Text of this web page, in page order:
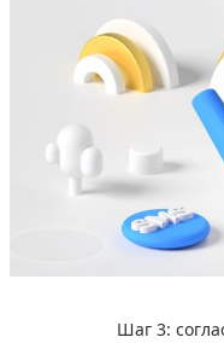
Шаг 3: